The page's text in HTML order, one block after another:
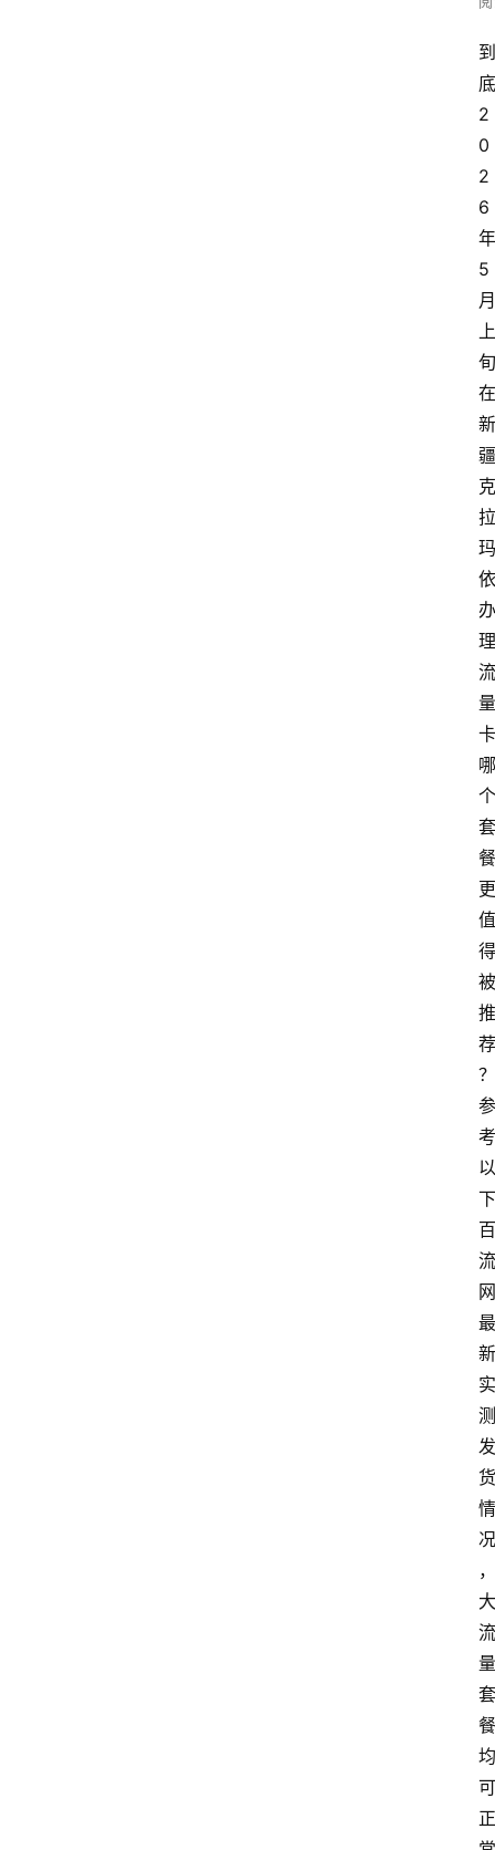
到
底
2
0
2
6
年
5
月
上
旬
在
新
疆
克
拉
玛
依
办
理
流
量
卡
哪
个
套
餐
更
值
得
被
推
荐
？
参
考
以
下
百
流
网
最
新
实
测
发
货
情
况
，
大
流
量
套
餐
均
可
正